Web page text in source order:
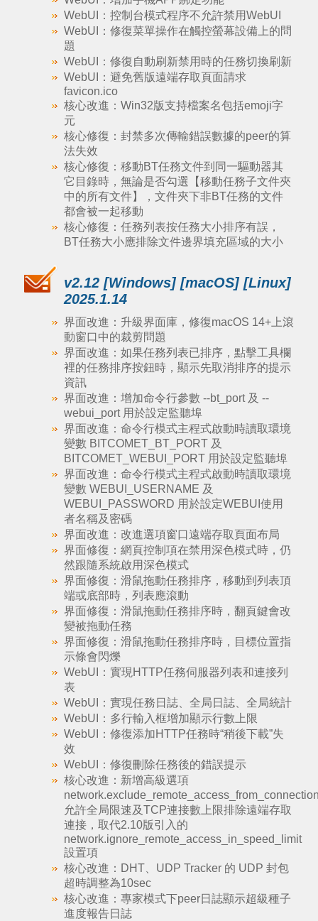
WebUI：控制台模式程序不允許禁用WebUI
WebUI：修復菜單操作在觸控螢幕設備上的問
題
WebUI：修復自動刷新禁用時的任務切換刷新
WebUI：避免舊版遠端存取頁面請求
favicon.ico
核心改進：Win32版支持檔案名包括emoji字
元
核心修復：封禁多次傳輸錯誤數據的peer的算
法失效
核心修復：移動BT任務文件到同一驅動器其
它目錄時，無論是否勾選【移動任務子文件夾
中的所有文件】，文件夾下非BT任務的文件
都會被一起移動
核心修復：任務列表按任務大小排序有誤，
BT任務大小應排除文件邊界填充區域的大小
v2.12 [Windows] [macOS] [Linux]
2025.1.14
界面改進：升級界面庫，修復macOS 14+上滾
動窗口中的裁剪問題
界面改進：如果任務列表已排序，點擊工具欄
裡的任務排序按鈕時，顯示先取消排序的提示
資訊
界面改進：增加命令行參數 --bt_port 及 --
webui_port 用於設定監聽埠
界面改進：命令行模式主程式啟動時讀取環境
變數 BITCOMET_BT_PORT 及
BITCOMET_WEBUI_PORT 用於設定監聽埠
界面改進：命令行模式主程式啟動時讀取環境
變數 WEBUI_USERNAME 及
WEBUI_PASSWORD 用於設定WEBUI使用
者名稱及密碼
界面改進：改進選項窗口遠端存取頁面布局
界面修復：網頁控制項在禁用深色模式時，仍
然跟隨系統啟用深色模式
界面修復：滑鼠拖動任務排序，移動到列表頂
端或底部時，列表應滾動
界面修復：滑鼠拖動任務排序時，翻頁鍵會改
變被拖動任務
界面修復：滑鼠拖動任務排序時，目標位置指
示條會閃爍
WebUI：實現HTTP任務伺服器列表和連接列
表
WebUI：實現任務日誌、全局日誌、全局統計
WebUI：多行輸入框增加顯示行數上限
WebUI：修復添加HTTP任務時“稍後下載”失
效
WebUI：修復刪除任務後的錯誤提示
核心改進：新增高級選項
允許全局限速及TCP連接數上限排除遠端存取
連接，取代2.10版引入的
network.ignore_remote_access_in_speed_limit
設置項
核心改進：DHT、UDP Tracker 的 UDP 封包
超時調整為10sec
核心改進：專家模式下peer日誌顯示超級種子
進度報告日誌